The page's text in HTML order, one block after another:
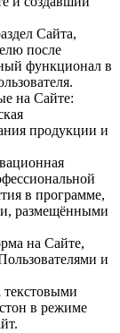
Сайта,
после
функционал в
на Сайте:
продукции и
в программе,
размещёнными
на Сайте,
и
в режиме